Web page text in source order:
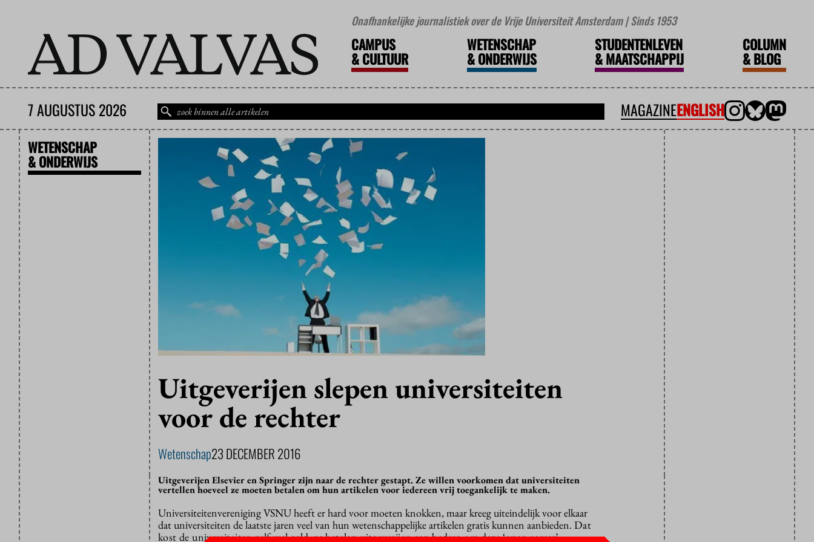
Onafhankelijke journalistiek over de Vrije Universiteit Amsterdam | Sinds 1953
CAMPUS
&CULTUUR
WETENSCHAP
&ONDERWIJS
STUDENTENLEVEN
&MAATSCHAPPIJ
COLUMN
&BLOG
7 AUGUSTUS 2026 MAGAZINEENGLISH
WETENSCHAP
& ONDERWIJS
Uitgeverijen slepen universiteiten
voor de rechter
Wetenschap23 DECEMBER 2016
Uitgeverijen Elsevier en Springer zijn naar de rechter gestapt. Ze willen voorkomen dat universiteiten
vertellen hoeveel ze moeten betalen om hun artikelen voor iedereen vrij toegankelijk te maken.
Universiteitenvereniging VSNU heeft er hard voor moeten knokken, maar kreeg uiteindelijk voor elkaar
dat universiteiten de laatste jaren veel van hun wetenschappelijke artikelen gratis kunnen aanbieden. Dat
kost de universiteiten zelf wel geld: ze betalen uitgeverijen een bedrag om deze ‘open access’